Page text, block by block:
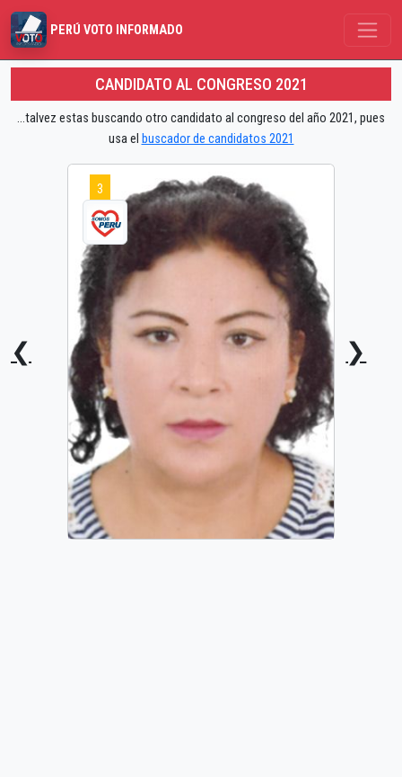
PERÚ VOTO INFORMADO
CANDIDATO AL CONGRESO 2021
...talvez estas buscando otro candidato al congreso del año 2021, pues
usa el buscador de candidatos 2021
❮
3
❯